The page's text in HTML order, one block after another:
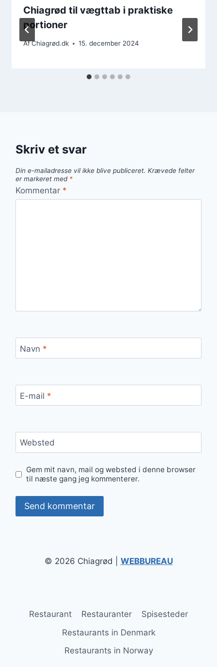
Chiagrød til vægttab i praktiske
portioner
AfChiagrød.dk 15. december 2024
Skriv et svar
Din e-mailadresse vil ikke blive publiceret. Krævede felter
er markeret med *
Kommentar *
Navn *
E-mail *
Websted
Gem mit navn, mail og websted i denne browser
til næste gang jeg kommenterer.
© 2026 Chiagrød | WEBBUREAU
Restaurant Restauranter
Spisesteder
Restaurants in Denmark
Restaurants in Norway